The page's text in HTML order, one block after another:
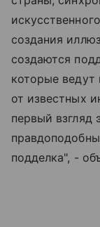
создания
создаются
которые
от известных
первый взгляд
подделка", -